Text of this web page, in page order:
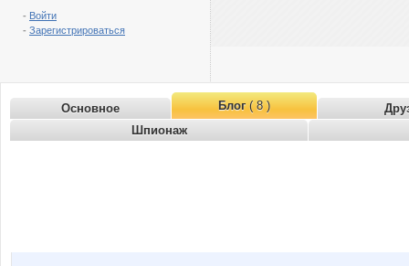
- Войти
- Зарегистрироваться
Основное Блог( 8 )
Шпионаж